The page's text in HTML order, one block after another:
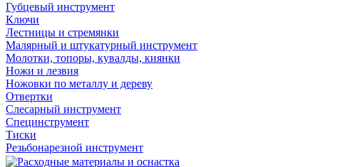
Губцевый инструмент
Ключи
Лестницы и стремянки
Малярный и штукатурный инструмент
Молотки, топоры, кувалды, киянки
Ножи и лезвия
Ножовки по металлу и дереву
Отвертки
Слесарный инструмент
Специнструмент
Тиски
Резьбонарезной инструмент